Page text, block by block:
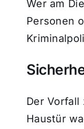
Wer am
Personen
Der Vorfall
Haustür